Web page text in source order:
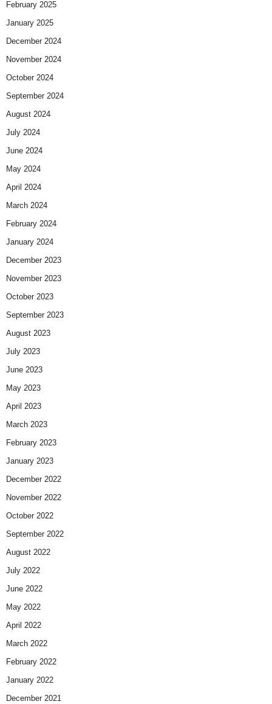
February 2025
January 2025
December 2024
November 2024
October 2024
September 2024
August 2024
July 2024
June 2024
May 2024
April 2024
March 2024
February 2024
January 2024
December 2023
November 2023
October 2023
September 2023
August 2023
July 2023
June 2023
May 2023
April 2023
March 2023
February 2023
January 2023
December 2022
November 2022
October 2022
September 2022
August 2022
July 2022
June 2022
May 2022
April 2022
March 2022
February 2022
January 2022
December 2021